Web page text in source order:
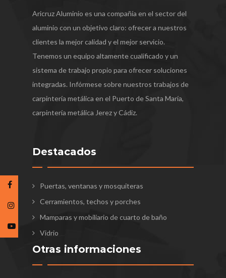
Aricruz Aluminio es una compañía en el sector del
aluminio con un objetivo claro: ofrecer a nuestros
clientes la mejor calidad y el mejor servicio.
Tenemos un equipo altamente cualificado y un
sistema de trabajo propio para ofrecer soluciones
integradas. Infórmese sobre nuestros trabajos de
carpintería metálica en el Puerto de Santa María,
carpintería metálica Jerez y Cádiz.
Destacados
Puertas, ventanas y mosquiteras
Cerramientos, techos y porches
Mamparas y mobiliario de cuarto de baño
Vidrio
Otras informaciones